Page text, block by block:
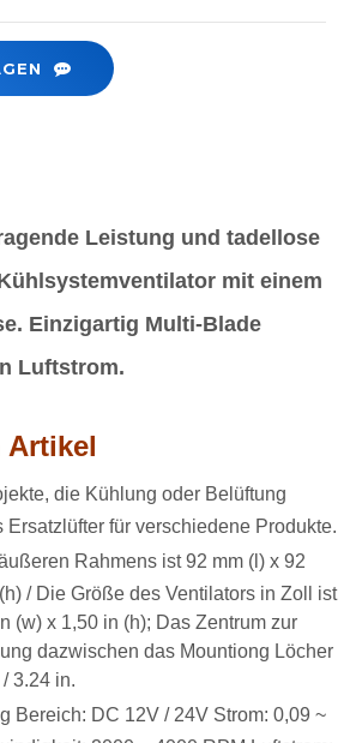
Leistung und tadellose
mit einem
Einzigartig Multi-Blade
Luftstrom.
Artikel
die Kühlung oder Belüftung
Ersatzlüfter für verschiedene Produkte.
Rahmens ist 92 mm (l) x 92
/ Die Größe des Ventilators in Zoll ist
(w) x 1,50 in (h); Das Zentrum zur
dazwischen das Mountiong Löcher
3.24 in.
Bereich: DC 12V / 24V Strom: 0,09 ~